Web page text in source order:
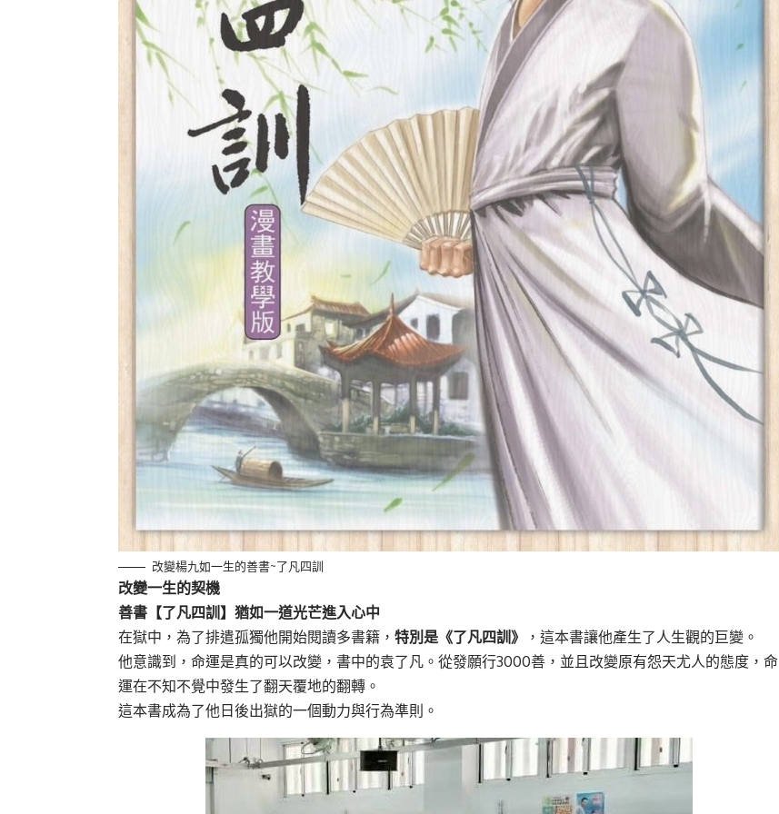
改變楊九如一生的善書~了凡四訓
改變一生的契機
善書【了凡四訓】猶如一道光芒進入心中
在獄中，為了排遣孤獨他開始閱讀多書籍， 特別是《了凡四訓》
，這本書讓他產生了人生觀的巨變。
他意識到，命運是真的可以改變，書中的袁了凡。從發願行3000善，並且改變原有怨天尤人的態度，命
運在不知不覺中發生了翻天覆地的翻轉。
這本書成為了他日後出獄的一個動力與行為準則。